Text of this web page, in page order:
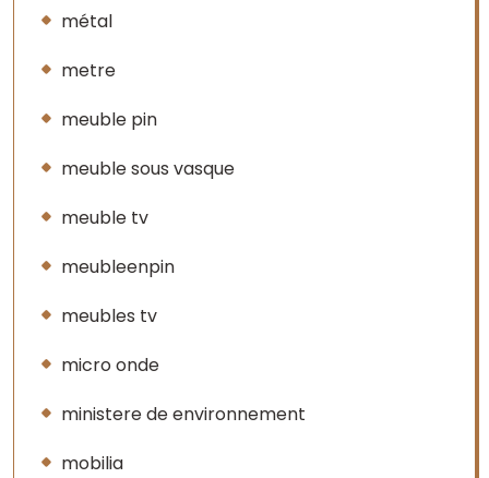
métal
metre
meuble pin
meuble sous vasque
meuble tv
meubleenpin
meubles tv
micro onde
ministere de environnement
mobilia